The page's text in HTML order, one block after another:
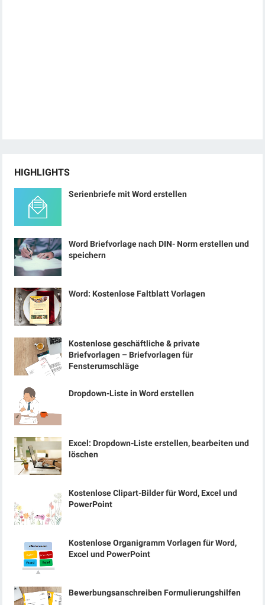
HIGHLIGHTS
Serienbriefe mit Word erstellen
Word Briefvorlage nach DIN- Norm erstellen und
speichern
Word: Kostenlose Faltblatt Vorlagen
Kostenlose geschäftliche & private
Briefvorlagen – Briefvorlagen für
Fensterumschläge
Dropdown-Liste in Word erstellen
Excel: Dropdown-Liste erstellen, bearbeiten und
löschen
Kostenlose Clipart-Bilder für Word, Excel und
PowerPoint
Kostenlose Organigramm Vorlagen für Word,
Excel und PowerPoint
Bewerbungsanschreiben Formulierungshilfen